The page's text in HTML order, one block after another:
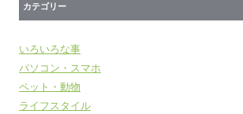
ン
カテゴリー
いろいろな事
パソコン・スマホ
ペット・動物
ライフスタイル